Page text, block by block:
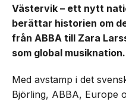
Västervik – ett nytt
berättar historien om
från ABBA till Zara
som global musiknation.
Med avstamp i det
Björling, ABBA, Europe